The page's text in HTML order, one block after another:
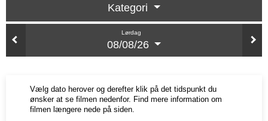
Kategori
Lørdag
08/08/26
Vælg dato herover og derefter klik på det tidspunkt du
ønsker at se filmen nedenfor. Find mere information om
filmen længere nede på siden.